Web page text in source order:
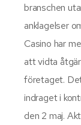
branschen
anklagelser
Casino har
att vidta
företaget.
indraget i
den 2 maj.